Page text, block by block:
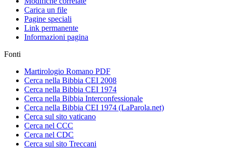
Carica un file
Pagine speciali
Link permanente
Informazioni pagina
Fonti
Martirologio Romano PDF
Cerca nella Bibbia CEI 2008
Cerca nella Bibbia CEI 1974
Cerca nella Bibbia Interconfessionale
Cerca nella Bibbia CEI 1974 (LaParola.net)
Cerca sul sito vaticano
Cerca nel CCC
Cerca nel CDC
Cerca sul sito Treccani